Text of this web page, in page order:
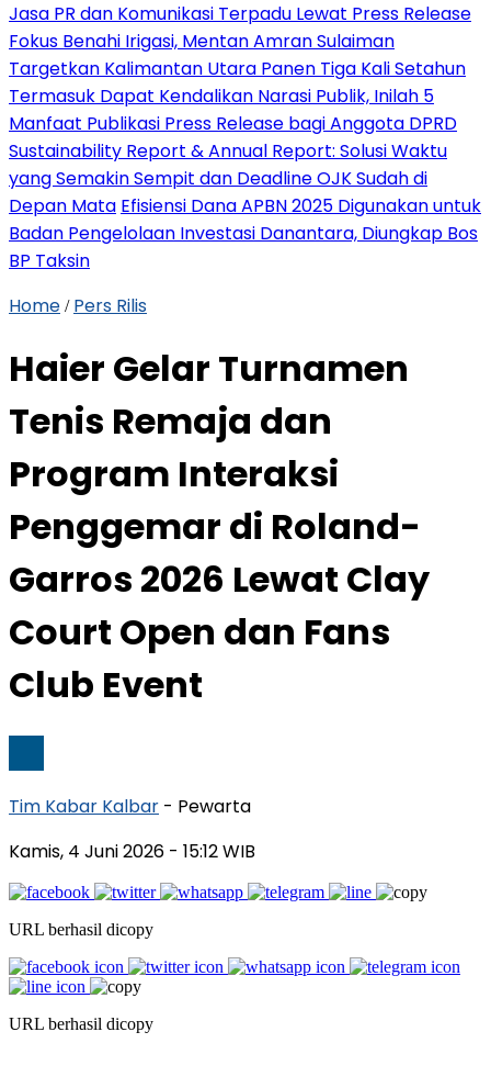
Jasa PR dan Komunikasi Terpadu Lewat Press Release
Fokus Benahi Irigasi, Mentan Amran Sulaiman
Targetkan Kalimantan Utara Panen Tiga Kali Setahun
Termasuk Dapat Kendalikan Narasi Publik, Inilah 5
Manfaat Publikasi Press Release bagi Anggota DPRD
Sustainability Report & Annual Report: Solusi Waktu
yang Semakin Sempit dan Deadline OJK Sudah di
Depan Mata Efisiensi Dana APBN 2025 Digunakan untuk
Badan Pengelolaan Investasi Danantara, Diungkap Bos
BP Taksin
Home / Pers Rilis
Haier Gelar Turnamen
Tenis Remaja dan
Program Interaksi
Penggemar di Roland-
Garros 2026 Lewat Clay
Court Open dan Fans
Club Event
Tim Kabar Kalbar - Pewarta
Kamis, 4 Juni 2026 - 15:12 WIB
URL berhasil dicopy
URL berhasil dicopy